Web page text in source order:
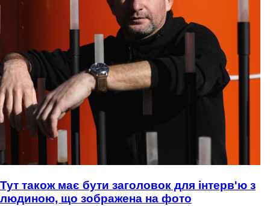
Тут також має бути заголовок для інтерв'ю з
людиною, що зображена на фото